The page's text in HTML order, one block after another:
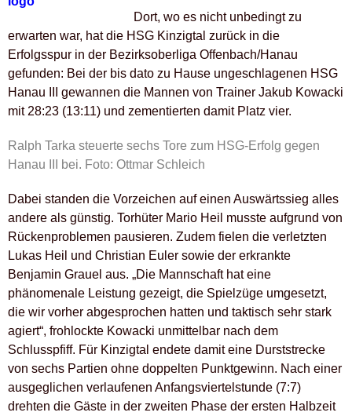
Dort, wo es nicht unbedingt zu
erwarten war, hat die HSG Kinzigtal zurück in die
Erfolgsspur in der Bezirksoberliga Offenbach/Hanau
gefunden: Bei der bis dato zu Hause ungeschlagenen HSG
Hanau III gewannen die Mannen von Trainer Jakub Kowacki
mit 28:23 (13:11) und zementierten damit Platz vier.
Ralph Tarka steuerte sechs Tore zum HSG-Erfolg gegen
Hanau III bei. Foto: Ottmar Schleich
Dabei standen die Vorzeichen auf einen Auswärtssieg alles
andere als günstig. Torhüter Mario Heil musste aufgrund von
Rückenproblemen pausieren. Zudem fielen die verletzten
Lukas Heil und Christian Euler sowie der erkrankte
Benjamin Grauel aus. „Die Mannschaft hat eine
phänomenale Leistung gezeigt, die Spielzüge umgesetzt,
die wir vorher abgesprochen hatten und taktisch sehr stark
agiert“, frohlockte Kowacki unmittelbar nach dem
Schlusspfiff. Für Kinzigtal endete damit eine Durststrecke
von sechs Partien ohne doppelten Punktgewinn. Nach einer
ausgeglichen verlaufenen Anfangsviertelstunde (7:7)
drehten die Gäste in der zweiten Phase der ersten Halbzeit